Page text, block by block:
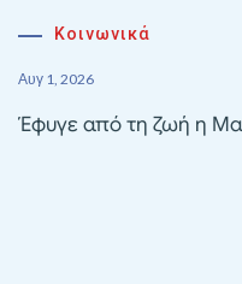
Κοινωνικά
Αυγ 1, 2026
Έφυγε από τη ζωή η